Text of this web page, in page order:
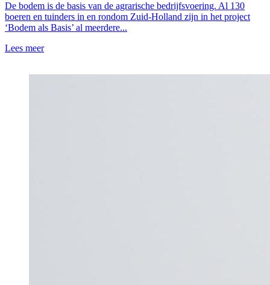
De bodem is de basis van de agrarische bedrijfsvoering. Al 130
boeren en tuinders in en rondom Zuid-Holland zijn in het project
‘Bodem als Basis’ al meerdere...
Lees meer